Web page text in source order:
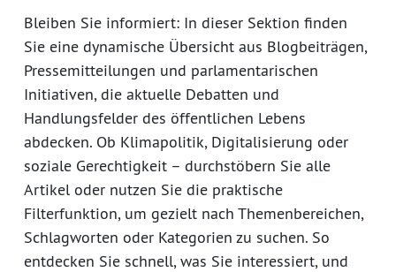
Bleiben Sie informiert: In dieser Sektion finden
Sie eine dynamische Übersicht aus Blogbeiträgen,
Pressemitteilungen und parlamentarischen
Initiativen, die aktuelle Debatten und
Handlungsfelder des öffentlichen Lebens
abdecken. Ob Klimapolitik, Digitalisierung oder
soziale Gerechtigkeit – durchstöbern Sie alle
Artikel oder nutzen Sie die praktische
Filterfunktion, um gezielt nach Themenbereichen,
Schlagworten oder Kategorien zu suchen. So
entdecken Sie schnell, was Sie interessiert, und